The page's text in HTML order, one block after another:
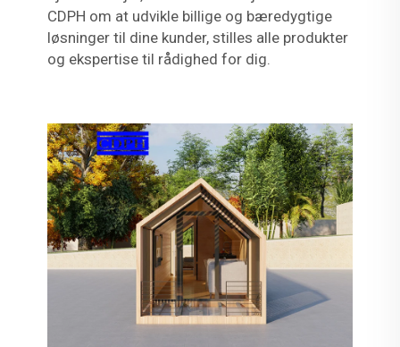
CDPH om at udvikle billige og bæredygtige
løsninger til dine kunder, stilles alle produkter
og ekspertise til rådighed for dig.